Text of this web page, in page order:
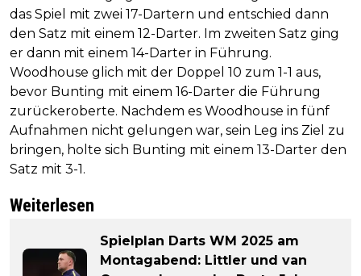
das Spiel mit zwei 17-Dartern und entschied dann
den Satz mit einem 12-Darter. Im zweiten Satz ging
er dann mit einem 14-Darter in Führung.
Woodhouse glich mit der Doppel 10 zum 1-1 aus,
bevor Bunting mit einem 16-Darter die Führung
zurückeroberte. Nachdem es Woodhouse in fünf
Aufnahmen nicht gelungen war, sein Leg ins Ziel zu
bringen, holte sich Bunting mit einem 13-Darter den
Satz mit 3-1.
Weiterlesen
Spielplan Darts WM 2025 am
Montagabend: Littler und van